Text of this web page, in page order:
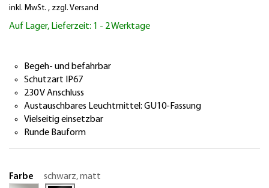
der
springen
inkl. MwSt. , zzgl. Versand
Auf Lager, Lieferzeit: 1 - 2 Werktage
Begeh- und befahrbar
Schutzart IP67
230 V Anschluss
Austauschbares Leuchtmittel: GU10-Fassung
Vielseitig einsetzbar
Runde Bauform
Farbe schwarz, matt